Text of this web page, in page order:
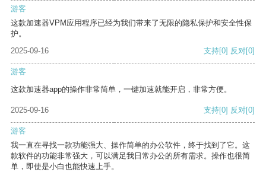
游客
这款加速器VPM应用程序已经为我们带来了无限的隐私保护和安全性保
护。
2025-09-16
支持[0] 反对[0]
游客
这款加速器app的操作非常简单，一键加速就能开启，非常方便。
2025-09-16 支持[0] 反对[0]
游客
我一直在寻找一款功能强大、操作简单的办公软件，终于找到了它。这
款软件的功能非常强大，可以满足我日常办公的所有需求。操作也很简
单，即使是小白也能快速上手。